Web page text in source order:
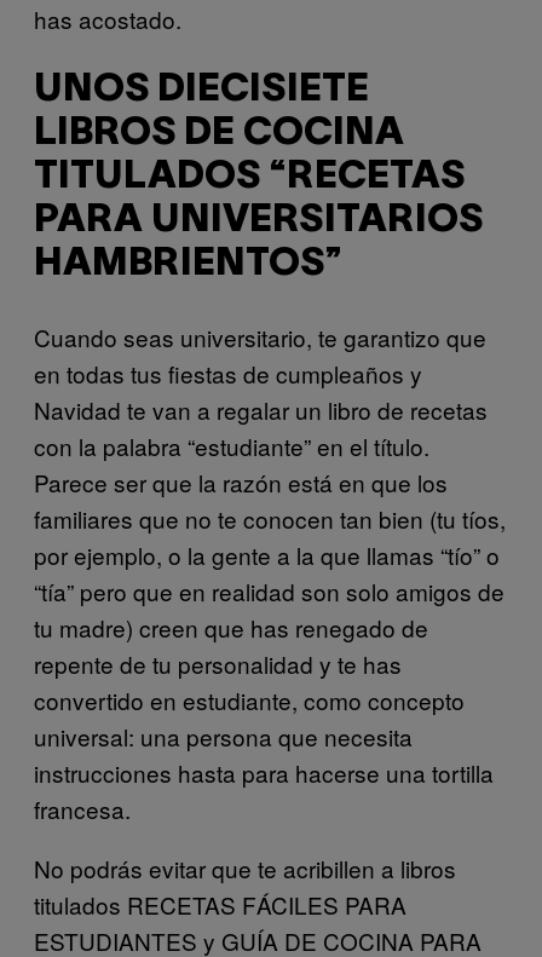
has acostado.
UNOS DIECISIETE
LIBROS DE COCINA
TITULADOS “RECETAS
PARA UNIVERSITARIOS
HAMBRIENTOS”
Cuando seas universitario, te garantizo que
en todas tus fiestas de cumpleaños y
Navidad te van a regalar un libro de recetas
con la palabra “estudiante” en el título.
Parece ser que la razón está en que los
familiares que no te conocen tan bien (tu tíos,
por ejemplo, o la gente a la que llamas “tío” o
“tía” pero que en realidad son solo amigos de
tu madre) creen que has renegado de
repente de tu personalidad y te has
convertido en estudiante, como concepto
universal: una persona que necesita
instrucciones hasta para hacerse una tortilla
francesa.
No podrás evitar que te acribillen a libros
titulados RECETAS FÁCILES PARA
ESTUDIANTES y GUÍA DE COCINA PARA